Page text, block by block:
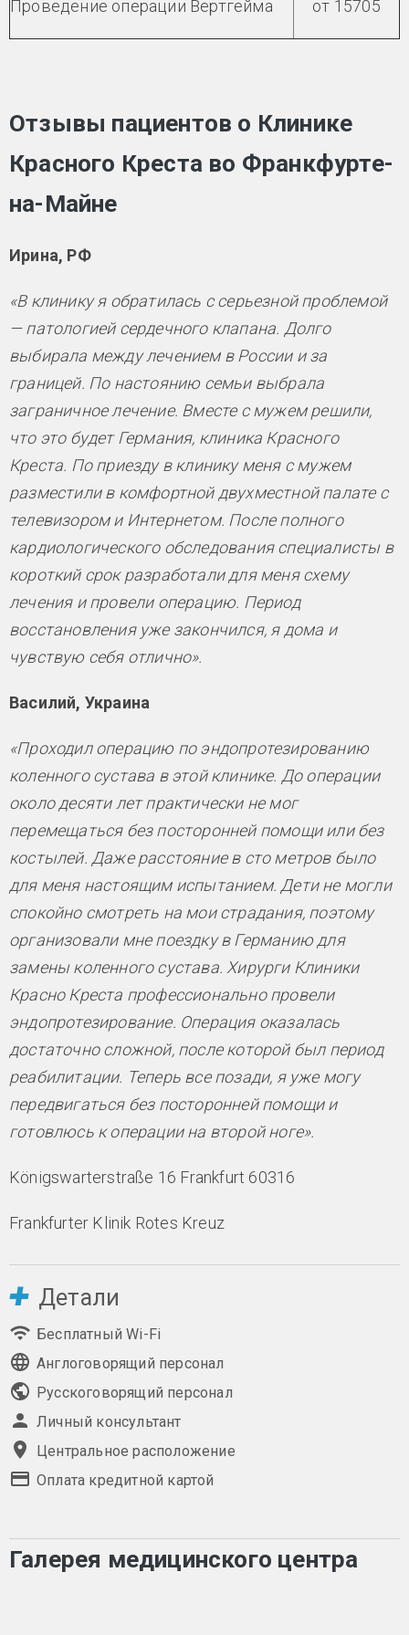
Проведение операции Вертгейма от 15705
Отзывы пациентов о Клинике
Красного Креста во Франкфурте-
на-Майне
Ирина, РФ
«В клинику я обратилась с серьезной проблемой
— патологией сердечного клапана. Долго
выбирала между лечением в России и за
границей. По настоянию семьи выбрала
заграничное лечение. Вместе с мужем решили,
что это будет Германия, клиника Красного
Креста. По приезду в клинику меня с мужем
разместили в комфортной двухместной палате с
телевизором и Интернетом. После полного
кардиологического обследования специалисты в
короткий срок разработали для меня схему
лечения и провели операцию. Период
восстановления уже закончился, я дома и
чувствую себя отлично».
Василий, Украина
«Проходил операцию по эндопротезированию
коленного сустава в этой клинике. До операции
около десяти лет практически не мог
перемещаться без посторонней помощи или без
костылей. Даже расстояние в сто метров было
для меня настоящим испытанием. Дети не могли
спокойно смотреть на мои страдания, поэтому
организовали мне поездку в Германию для
замены коленного сустава. Хирурги Клиники
Красно Креста профессионально провели
эндопротезирование. Операция оказалась
достаточно сложной, после которой был период
реабилитации. Теперь все позади, я уже могу
передвигаться без посторонней помощи и
готовлюсь к операции на второй ноге».
Königswarterstraße 16 Frankfurt 60316
Frankfurter Klinik Rotes Kreuz
Детали
Бесплатный Wi-Fi
Англоговорящий персонал
Русскоговорящий персонал
Личный консультант
Центральное расположение
Оплата кредитной картой
Галерея медицинского центра